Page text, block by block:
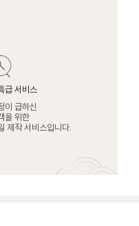
급 서비스
이 급하신
을 위한
제작 서비스입니다.